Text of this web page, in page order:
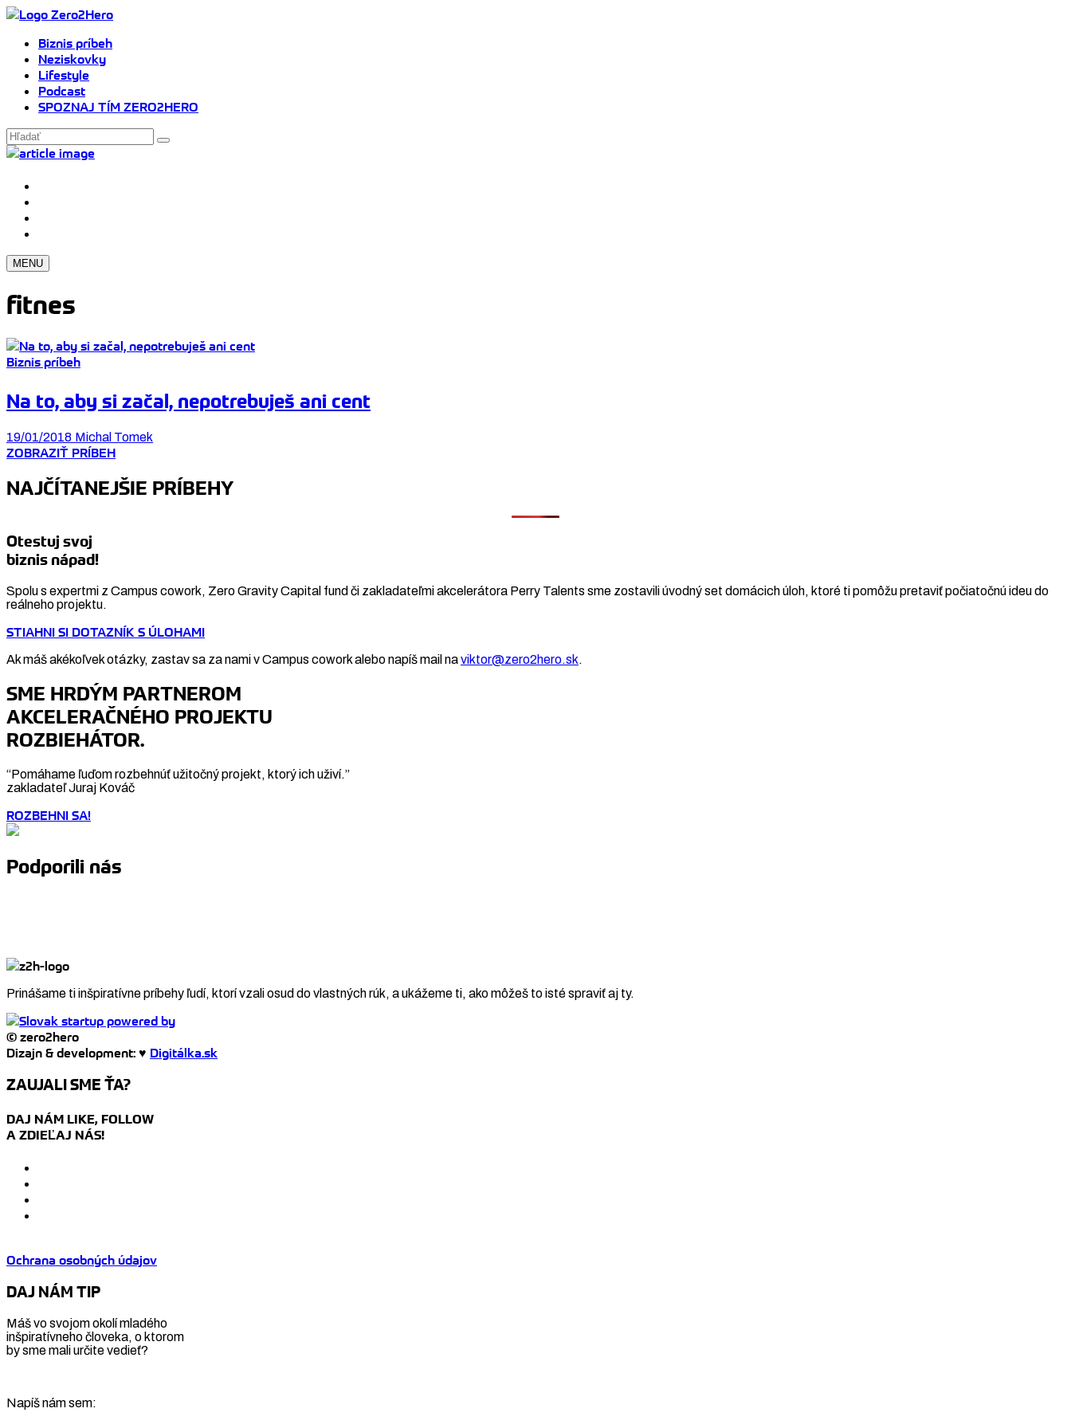
Biznis príbeh
Neziskovky
Lifestyle
Podcast
SPOZNAJ TÍM ZERO2HERO
MENU
fitnes
Biznis príbeh
Na to, aby si začal, nepotrebuješ ani cent
19/01/2018 Michal Tomek
ZOBRAZIŤ PRÍBEH
NAJČÍTANEJŠIE PRÍBEHY
Otestuj svoj
biznis nápad!
Spolu s expertmi z Campus cowork, Zero Gravity Capital fund či zakladateľmi akcelerátora Perry Talents sme zostavili úvodný set domácich úloh, ktoré ti pomôžu pretaviť počiatočnú ideu do
reálneho projektu.
STIAHNI SI DOTAZNÍK S ÚLOHAMI
Ak máš akékoľvek otázky, zastav sa za nami v Campus cowork alebo napíš mail naviktor@zero2hero.sk.
SME HRDÝM PARTNEROM
AKCELERAČNÉHO PROJEKTU
ROZBIEHÁTOR.
“Pomáhame ľuďom rozbehnúť užitočný projekt, ktorý ich uživí.”
zakladateľ Juraj Kováč
ROZBEHNI SA!
Podporili nás
Prinášame ti inšpiratívne príbehy ľudí, ktorí vzali osud do vlastných rúk, a ukážeme ti, ako môžeš to isté spraviť aj ty.
© zero2hero
Dizajn & development: ♥ Digitálka.sk
ZAUJALI SME ŤA?
DAJ NÁM LIKE, FOLLOW
A ZDIEĽAJ NÁS!
Ochrana osobných údajov
DAJ NÁM TIP
Máš vo svojom okolí mladého
inšpiratívneho človeka, o ktorom
by sme mali určite vedieť?
Napíš nám sem: